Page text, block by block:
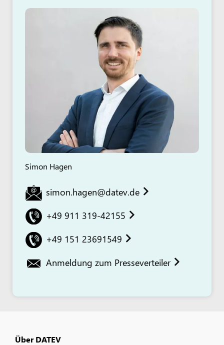
Simon Hagen
simon.hagen@datev.de
+49 911 319-42155
+49 151 23691549
Anmeldung zum Presseverteiler
Über DATEV